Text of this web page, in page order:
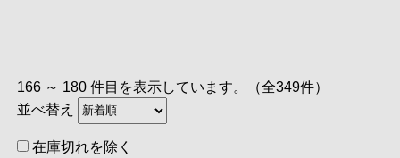
166 ～ 180 件目を表示しています。（全349件）
並べ替え
在庫切れを除く